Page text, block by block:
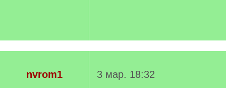
nvrom1
3 мар. 18:32